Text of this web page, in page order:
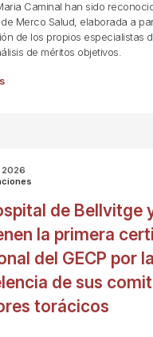
Caminal han sido
Merco Salud, elaborada a
de los propios especialistas
de méritos objetivos.
2026
de Bellvitge
la primera
del GECP por la
de sus
torácicos